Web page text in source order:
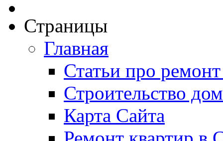
Страницы
Главная
Статьи про
Строительство
Карта Сайта